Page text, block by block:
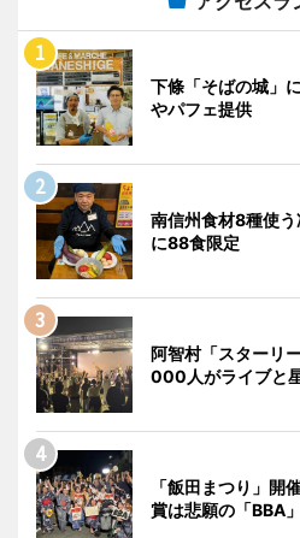
下條「そばの城」
やパフェ提供
南信州食材8種使
に88食限定
阿智村「スターリ
000人がライブと
「飯田まつり」
賞は悲願の「BBA」